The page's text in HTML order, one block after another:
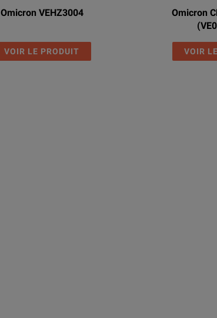
Omicron VEHZ3004
VOIR LE PRODUIT
Omicron
VOIR